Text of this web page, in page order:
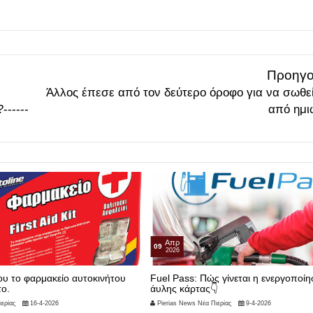
Άλλος έπεσε από τον δεύτερο όροφο για να
από
το φαρμακείο αυτοκινήτου
16-4-2026
09 Απρ
2026
Fuel Pass: Πώς γίνεται η
άυλης κάρτας👇
Pierias News Νέα Πιερίας 9-4-2026